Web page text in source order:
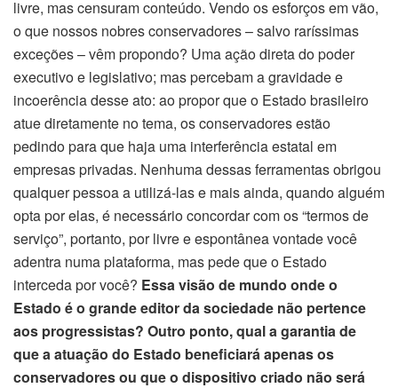
livre, mas censuram conteúdo. Vendo os esforços em vão,
o que nossos nobres conservadores – salvo raríssimas
exceções – vêm propondo? Uma ação direta do poder
executivo e legislativo; mas percebam a gravidade e
incoerência desse ato: ao propor que o Estado brasileiro
atue diretamente no tema, os conservadores estão
pedindo para que haja uma interferência estatal em
empresas privadas. Nenhuma dessas ferramentas obrigou
qualquer pessoa a utilizá-las e mais ainda, quando alguém
opta por elas, é necessário concordar com os “termos de
serviço”, portanto, por livre e espontânea vontade você
adentra numa plataforma, mas pede que o Estado
interceda por você? Essa visão de mundo onde o
Estado é o grande editor da sociedade não pertence
aos progressistas? Outro ponto, qual a garantia de
que a atuação do Estado beneficiará apenas os
conservadores ou que o dispositivo criado não será